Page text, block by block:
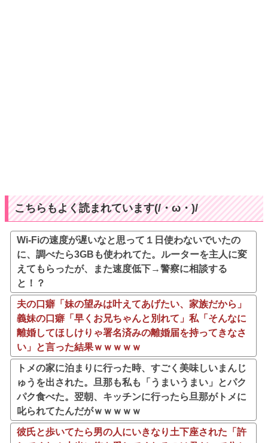
こちらもよく読まれています(/・ω・)/
Wi-Fiの速度が遅いなと思って１日使わないでいたの
に、調べたら3GBも使われてた。ルーターを主人に変
えてもらったが、また速度低下→警察に相談する
と！？
夫の口癖「妹の望みは叶えてあげたい、家族だから」
義妹の口癖「早くお兄ちゃんと別れて」私「そんなに
離婚してほしけりゃ署名済みの離婚届を持ってきなさ
い」と言った結果ｗｗｗｗｗ
トメの家に泊まりに行った時、すごく美味しいまんじ
ゅうを出された。旦那も私も「うまいうまい」とパク
パク食べた。翌朝、キッチンに行ったら旦那がトメに
叱られてたんだがｗｗｗｗｗ
彼氏と歩いてたら男の人にいきなり土下座された「許